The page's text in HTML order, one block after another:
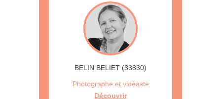
BELIN BELIET (33830)
Photographe et vidéaste
Découvrir